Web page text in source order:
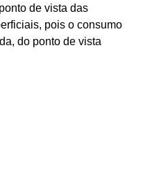
de vista das
pois o consumo
do ponto de vista